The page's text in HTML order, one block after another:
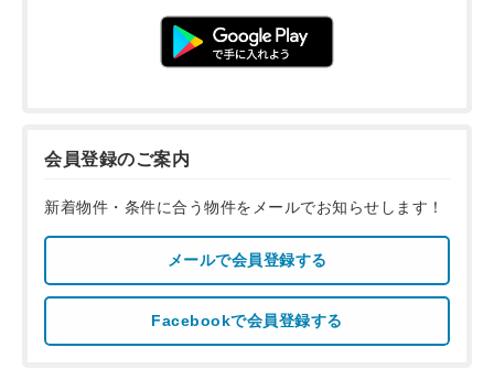
会員登録のご案内
新着物件・条件に合う物件をメールでお知らせします！
メールで会員登録する
Facebookで会員登録する